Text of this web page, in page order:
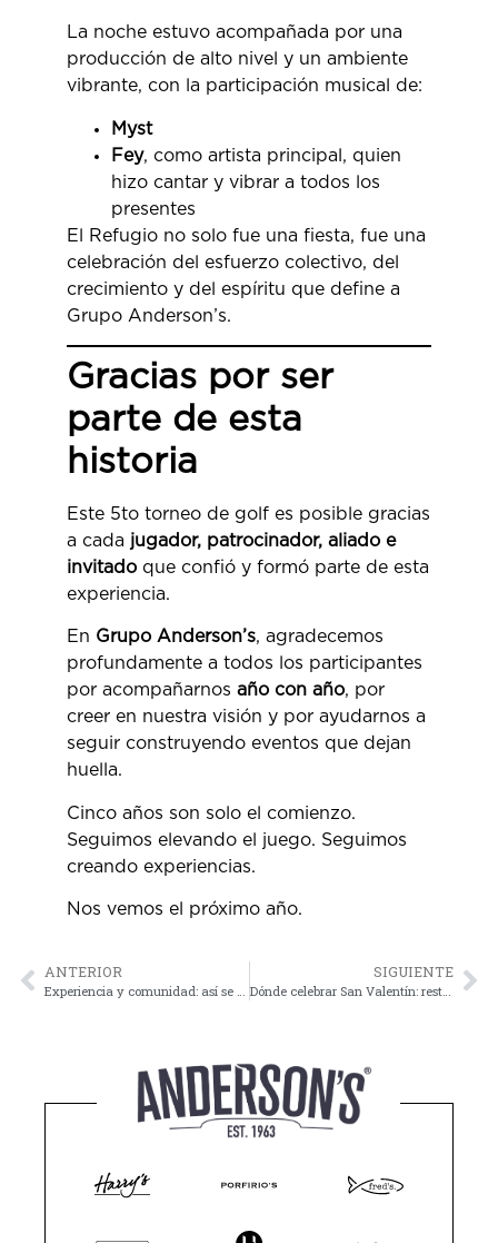
La noche estuvo acompañada por una
producción de alto nivel y un ambiente
vibrante, con la participación musical de:
Myst
Fey, como artista principal, quien
hizo cantar y vibrar a todos los
presentes
El Refugio no solo fue una fiesta, fue una
celebración del esfuerzo colectivo, del
crecimiento y del espíritu que define a
Grupo Anderson’s.
Gracias por ser
parte de esta
historia
Este 5to torneo de golf es posible gracias
a cada jugador, patrocinador, aliado e
invitado que confió y formó parte de esta
experiencia.
En Grupo Anderson’s, agradecemos
profundamente a todos los participantes
por acompañarnos año con año, por
creer en nuestra visión y por ayudarnos a
seguir construyendo eventos que dejan
huella.
Cinco años son solo el comienzo.
Seguimos elevando el juego. Seguimos
creando experiencias.
Nos vemos el próximo año.
ANTERIOR SIGUIENTE
Dónde celebrar San Valentín: restaurantes ideales para este 14 de febrero